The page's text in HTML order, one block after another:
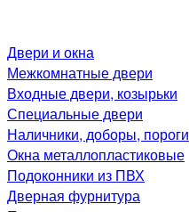
Двери и окна
Межкомнатные двери
Входные двери, козырьки
Специальные двери
Наличники, доборы, пороги
Окна металлопластиковые
Подоконники из ПВХ
Дверная фурнитура